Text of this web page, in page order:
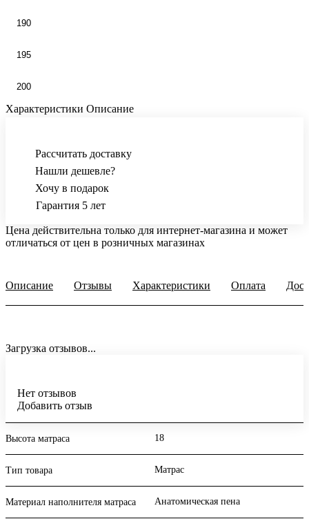
190
195
200
Характеристики Описание
Рассчитать доставку
Нашли дешевле?
Хочу в подарок
Гарантия 5 лет
Цена действительна только для интернет-магазина и может
отличаться от цен в розничных магазинах
Описание Отзывы Характеристики Оплата
Загрузка отзывов...
Нет отзывов
Добавить отзыв
Высота матраса 18
Тип товара Матрас
Материал наполнителя матраса Анатомическая пена